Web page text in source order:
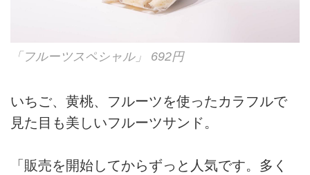
「フルーツスペシャル」 692円
いちご、黄桃、フルーツを使ったカラフルで
見た目も美しいフルーツサンド。
「販売を開始してからずっと人気です。多く